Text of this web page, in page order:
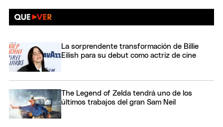
La sorprendente transformación de Billie
Eilish para su debut como actriz de cine
The Legend of Zelda tendrá uno de los
últimos trabajos del gran Sam Neil